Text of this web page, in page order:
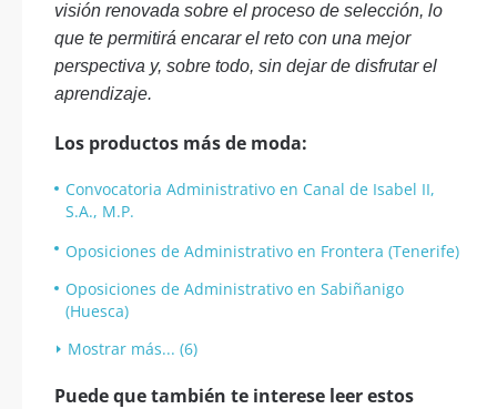
visión renovada sobre el proceso de selección, lo
que te permitirá encarar el reto con una mejor
perspectiva y, sobre todo, sin dejar de disfrutar el
aprendizaje.
Los productos más de moda:
Convocatoria Administrativo en Canal de Isabel II,
S.A., M.P.
Oposiciones de Administrativo en Frontera (Tenerife)
Oposiciones de Administrativo en Sabiñanigo
(Huesca)
Mostrar más... (6)
Puede que también te interese leer estos